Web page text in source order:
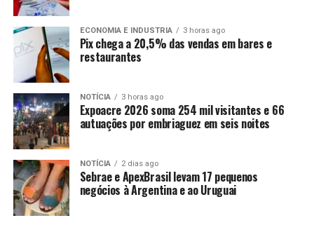
ECONOMIA E INDUSTRIA 3 horas ago
Pix chega a 20,5% das vendas em bares e
restaurantes
NOTÍCIA 3 horas ago
Expoacre 2026 soma 254 mil visitantes e 66
autuações por embriaguez em seis noites
NOTÍCIA 2 dias ago
Sebrae e ApexBrasil levam 17 pequenos
negócios à Argentina e ao Uruguai